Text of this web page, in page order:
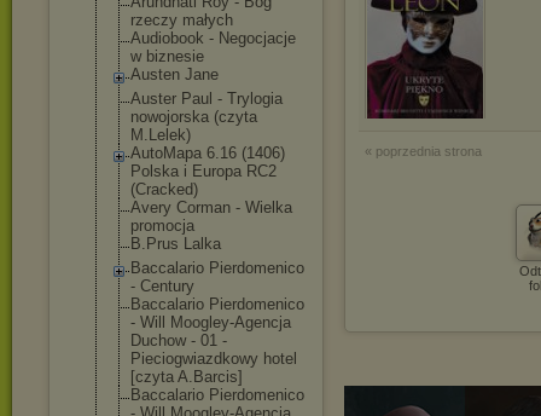
rzeczy małych
Audiobook - Negocjacje
w biznesie
Austen Jane
Auster Paul - Trylogia
nowojorska (czyta
M.Lelek)
AutoMapa 6.16 (1406)
Polska i Europa RC2
(Cracked)
Avery Corman - Wielka
promocja
B.Prus Lalka
Baccalario Pierdomenico
- Century
Baccalario Pierdomenico
- Will Moogley-Agencja
Duchow - 01 -
Pieciogwiazdkowy hotel
[czyta A.Barcis]
Baccalario Pierdomenico
« poprzednia strona